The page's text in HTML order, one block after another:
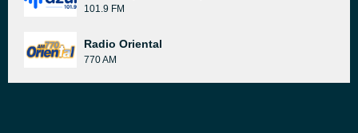
101.9 FM
Radio Oriental
770 AM